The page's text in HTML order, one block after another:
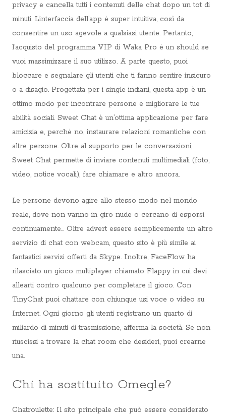
privacy e cancella tutti i contenuti delle chat dopo un tot di
minuti. L’interfaccia dell’app è super intuitiva, così da
consentire un uso agevole a qualsiasi utente. Pertanto,
l’acquisto del programma VIP di Waka Pro è un should se
vuoi massimizzare il suo utilizzo. A parte questo, puoi
bloccare e segnalare gli utenti che ti fanno sentire insicuro
o a disagio. Progettata per i single indiani, questa app è un
ottimo modo per incontrare persone e migliorare le tue
abilità sociali. Sweet Chat è un’ottima applicazione per fare
amicizia e, perché no, instaurare relazioni romantiche con
altre persone. Oltre al supporto per le conversazioni,
Sweet Chat permette di inviare contenuti multimediali (foto,
video, notice vocali), fare chiamare e altro ancora.
Le persone devono agire allo stesso modo nel mondo
reale, dove non vanno in giro nude o cercano di esporsi
continuamente… Oltre advert essere semplicemente un altro
servizio di chat con webcam, questo sito è più simile ai
fantastici servizi offerti da Skype. Inoltre, FaceFlow ha
rilasciato un gioco multiplayer chiamato Flappy in cui devi
allearti contro qualcuno per completare il gioco. Con
TinyChat puoi chattare con chiunque usi voce o video su
Internet. Ogni giorno gli utenti registrano un quarto di
miliardo di minuti di trasmissione, afferma la società. Se non
riuscissi a trovare la chat room che desideri, puoi crearne
una.
Chi ha sostituito Omegle?
Chatroulette: Il sito principale che può essere considerato